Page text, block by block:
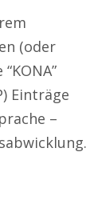
(oder
Einträge
–